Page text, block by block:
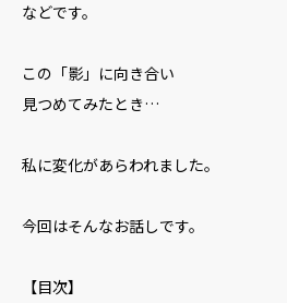
などです。
この「影」に向き合い
見つめてみたとき…
私に変化があらわれました。
今回はそんなお話しです。
【目次】